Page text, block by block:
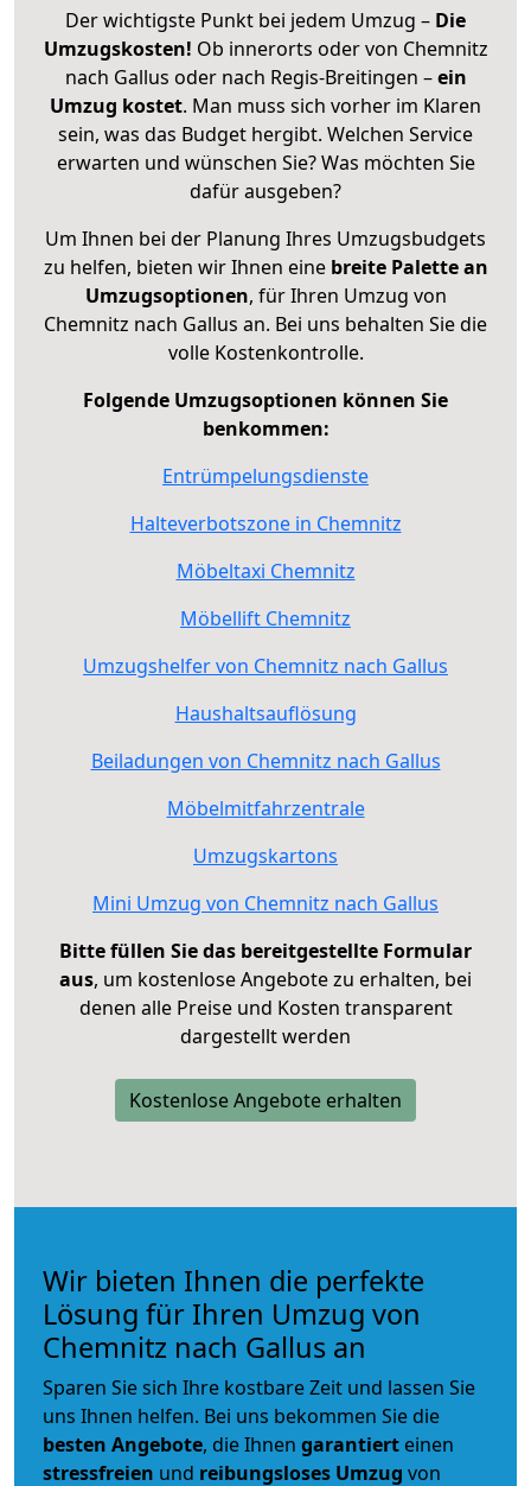
Der wichtigste Punkt bei jedem Umzug – Die
Umzugskosten! Ob innerorts oder von Chemnitz
nach Gallus oder nach Regis-Breitingen –ein
Umzug kostet. Man muss sich vorher im Klaren
sein, was das Budget hergibt. Welchen Service
erwarten und wünschen Sie? Was möchten Sie
dafür ausgeben?
Um Ihnen bei der Planung Ihres Umzugsbudgets
zu helfen, bieten wir Ihnen eine breite Palette an
Umzugsoptionen, für Ihren Umzug von
Chemnitz nach Gallus an. Bei uns behalten Sie die
volle Kostenkontrolle.
Folgende Umzugsoptionen können Sie
benkommen:
Entrümpelungsdienste
Halteverbotszone in Chemnitz
Möbeltaxi Chemnitz
Möbellift Chemnitz
Umzugshelfer von Chemnitz nach Gallus
Haushaltsauflösung
Beiladungen von Chemnitz nach Gallus
Möbelmitfahrzentrale
Umzugskartons
Mini Umzug von Chemnitz nach Gallus
Bitte füllen Sie das bereitgestellte Formular
aus, um kostenlose Angebote zu erhalten, bei
denen alle Preise und Kosten transparent
dargestellt werden
Kostenlose Angebote erhalten
Wir bieten Ihnen die perfekte
Lösung für Ihren Umzug von
Chemnitz nach Gallus an
Sparen Sie sich Ihre kostbare Zeit und lassen Sie
uns Ihnen helfen. Bei uns bekommen Sie die
besten Angebote, die Ihnen garantiert einen
stressfreien und reibungsloses Umzug von